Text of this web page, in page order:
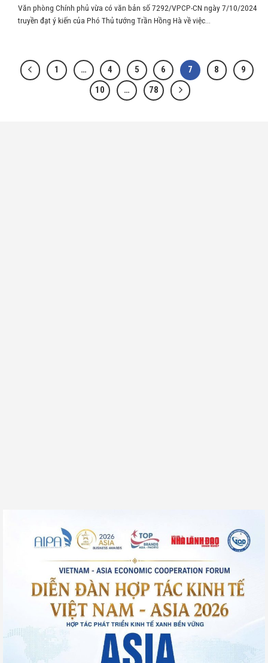
Văn phòng Chính phủ vừa có văn bản số 7292/VPCP-CN ngày 7/10/2024
truyền đạt ý kiến của Phó Thủ tướng Trần Hồng Hà về việc...
1 … 4 5 6 7 8
9
10
… 78